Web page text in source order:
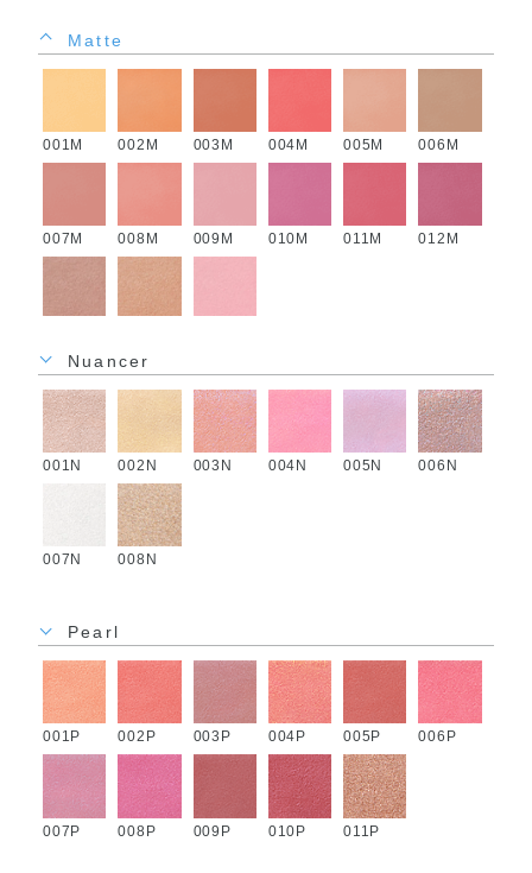
Matte
001M 002M 003M 004M 005M 006M
007M 008M 009M 010M 011M 012M
Nuancer
001N 002N 003N 004N 005N 006N
007N 008N
Pearl
001P 002P 003P 004P 005P 006P
007P 008P 009P 010P 011P